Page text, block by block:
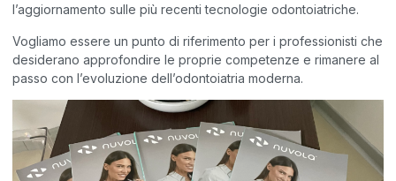
l’aggiornamento sulle più recenti tecnologie odontoiatriche.
Vogliamo essere un punto di riferimento per i professionisti che
desiderano approfondire le proprie competenze e rimanere al
passo con l’evoluzione dell’odontoiatria moderna.